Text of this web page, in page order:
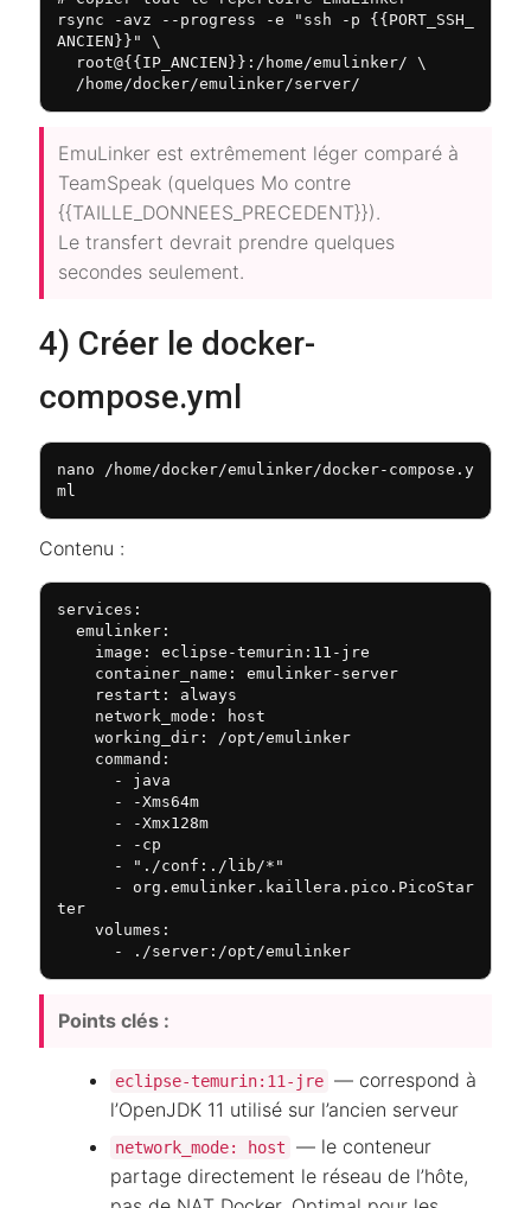
rsync -avz --progress -e "ssh -p {{PORT_SSH_
ANCIEN}}" \
  /home/docker/emulinker/server/
EmuLinker est extrêmement léger comparé à
TeamSpeak (quelques Mo contre
{{TAILLE_DONNEES_PRECEDENT}}).
Le transfert devrait prendre quelques
secondes seulement.
4) Créer le docker-
compose.yml
nano /home/docker/emulinker/docker-compose.y
ml
Contenu :
services:
ter
      - ./server:/opt/emulinker
Points clés :
eclipse-temurin:11-jre — correspond à
l’OpenJDK 11 utilisé sur l’ancien serveur
network_mode: host
— le conteneur
partage directement le réseau de l’hôte,